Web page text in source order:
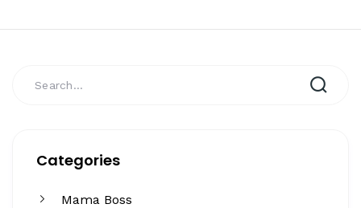
Categories
Mama Boss